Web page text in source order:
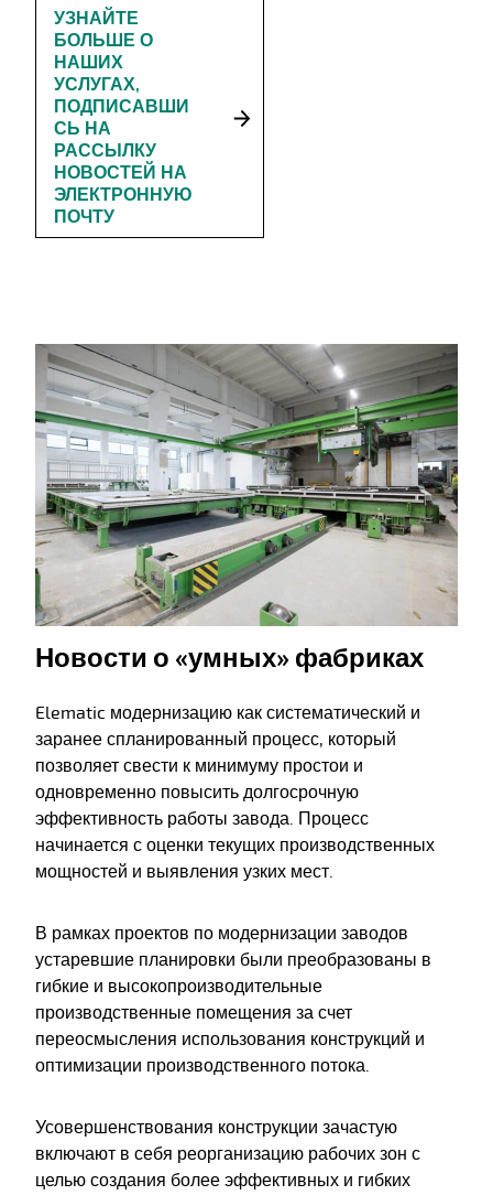
УЗНАЙТЕ
БОЛЬШЕ О
НАШИХ
УСЛУГАХ,
ПОДПИСАВШИ
СЬ НА
РАССЫЛКУ
НОВОСТЕЙ НА
ЭЛЕКТРОННУЮ
ПОЧТУ
Новости о «умных» фабриках
Elematic модернизацию как систематический и
заранее спланированный процесс, который
позволяет свести к минимуму простои и
одновременно повысить долгосрочную
эффективность работы завода. Процесс
начинается с оценки текущих производственных
мощностей и выявления узких мест.
В рамках проектов по модернизации заводов
устаревшие планировки были преобразованы в
гибкие и высокопроизводительные
производственные помещения за счет
переосмысления использования конструкций и
оптимизации производственного потока.
Усовершенствования конструкции зачастую
включают в себя реорганизацию рабочих зон с
целью создания более эффективных и гибких